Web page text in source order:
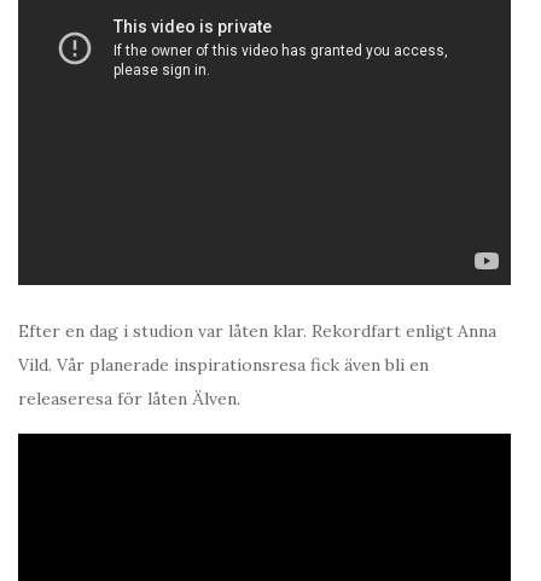
Efter en dag i studion var låten klar. Rekordfart enligt Anna
Vild. Vår planerade inspirationsresa fick även bli en
releaseresa för låten Älven.